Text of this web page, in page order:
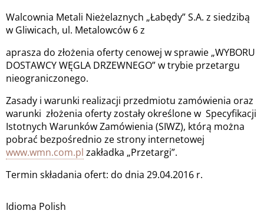
Walcownia Metali Nieżelaznych „Łabędy” S.A. z siedzibą
w Gliwicach, ul. Metalowców 6 z
aprasza do złożenia oferty cenowej w sprawie „WYBORU
DOSTAWCY WĘGLA DRZEWNEGO” w trybie przetargu
nieograniczonego.
Zasady i warunki realizacji przedmiotu zamówienia oraz
warunki złożenia oferty zostały określone w Specyfikacji
Istotnych Warunków Zamówienia (SIWZ), którą można
pobrać bezpośrednio ze strony internetowej
www.wmn.com.pl zakładka „Przetargi”.
Termin składania ofert: do dnia 29.04.2016 r.
Idioma Polish